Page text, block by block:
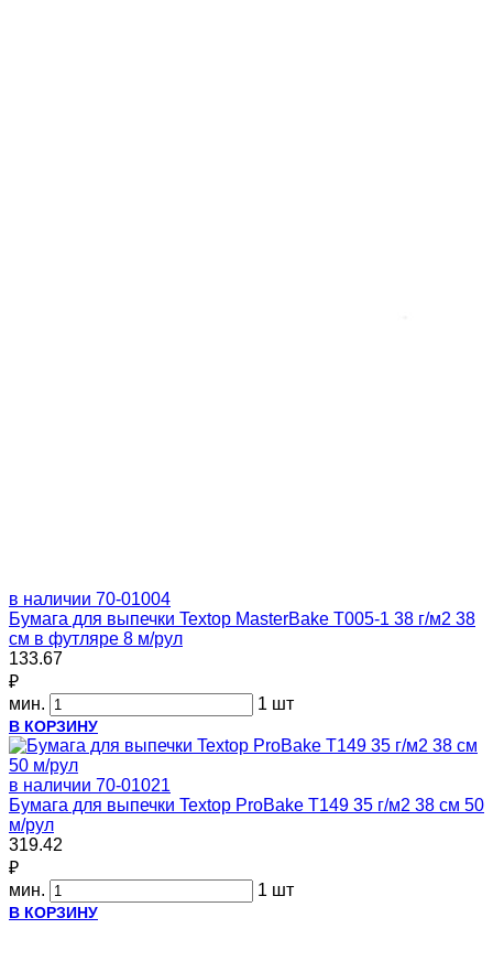
в наличии 70-01004
Бумага для выпечки Textop MasterBake Т005-1 38 г/м2 38
см в футляре 8 м/рул
133.67
₽
мин.
1 шт
В КОРЗИНУ
в наличии 70-01021
Бумага для выпечки Textop ProBake Т149 35 г/м2 38 см 50
м/рул
319.42
₽
мин.
1 шт
В КОРЗИНУ